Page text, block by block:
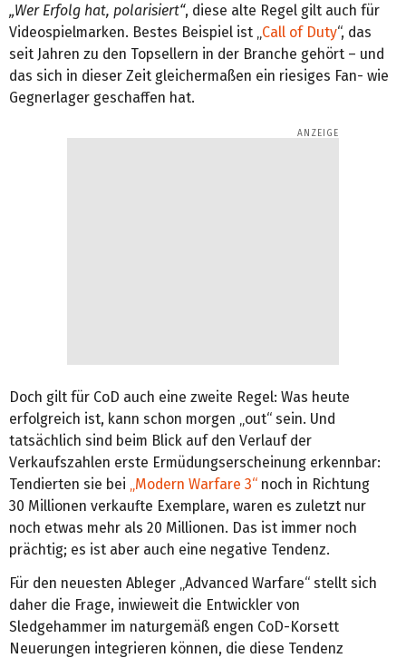
„Wer Erfolg hat, polarisiert“, diese alte Regel gilt auch für
Videospielmarken. Bestes Beispiel ist „ Call of Duty“, das
seit Jahren zu den Topsellern in der Branche gehört – und
das sich in dieser Zeit gleichermaßen ein riesiges Fan- wie
Gegnerlager geschaffen hat.
Doch gilt für CoD auch eine zweite Regel: Was heute
erfolgreich ist, kann schon morgen „out“ sein. Und
tatsächlich sind beim Blick auf den Verlauf der
Verkaufszahlen erste Ermüdungserscheinung erkennbar:
Tendierten sie bei
„Modern Warfare 3“ noch in Richtung
30 Millionen verkaufte Exemplare, waren es zuletzt nur
noch etwas mehr als 20 Millionen. Das ist immer noch
prächtig; es ist aber auch eine negative Tendenz.
Für den neuesten Ableger „Advanced Warfare“ stellt sich
daher die Frage, inwieweit die Entwickler von
Sledgehammer im naturgemäß engen CoD-Korsett
Neuerungen integrieren können, die diese Tendenz